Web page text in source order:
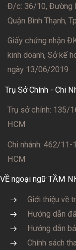
Đ/c: 36/10, Đường
Quận Bình Thạnh,
Giấy chứng nhận
kinh doanh, Sở kế
ngày 13/06/2019
Trụ Sở Chính - Chi
Trụ sở chính: 135/
HCM
Chi nhánh: 462/11-
HCM
VỀ ngoại ngữ TẦM
Giới thiệu về
Hướng dẫn
Hướng dẫn
Chính sách